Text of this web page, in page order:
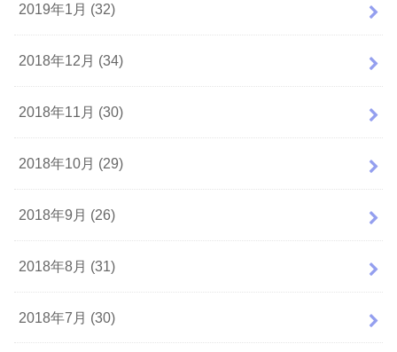
2019年1月 (32)
2018年12月 (34)
2018年11月 (30)
2018年10月 (29)
2018年9月 (26)
2018年8月 (31)
2018年7月 (30)